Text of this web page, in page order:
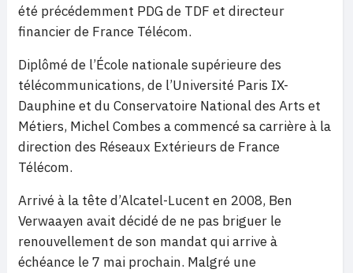
été précédemment PDG de TDF et directeur
financier de France Télécom.
Diplômé de l’École nationale supérieure des
télécommunications, de l’Université Paris IX-
Dauphine et du Conservatoire National des Arts et
Métiers, Michel Combes a commencé sa carrière à la
direction des Réseaux Extérieurs de France
Télécom.
Arrivé à la tête d’Alcatel-Lucent en 2008, Ben
Verwaayen avait décidé de ne pas briguer le
renouvellement de son mandat qui arrive à
échéance le 7 mai prochain. Malgré une